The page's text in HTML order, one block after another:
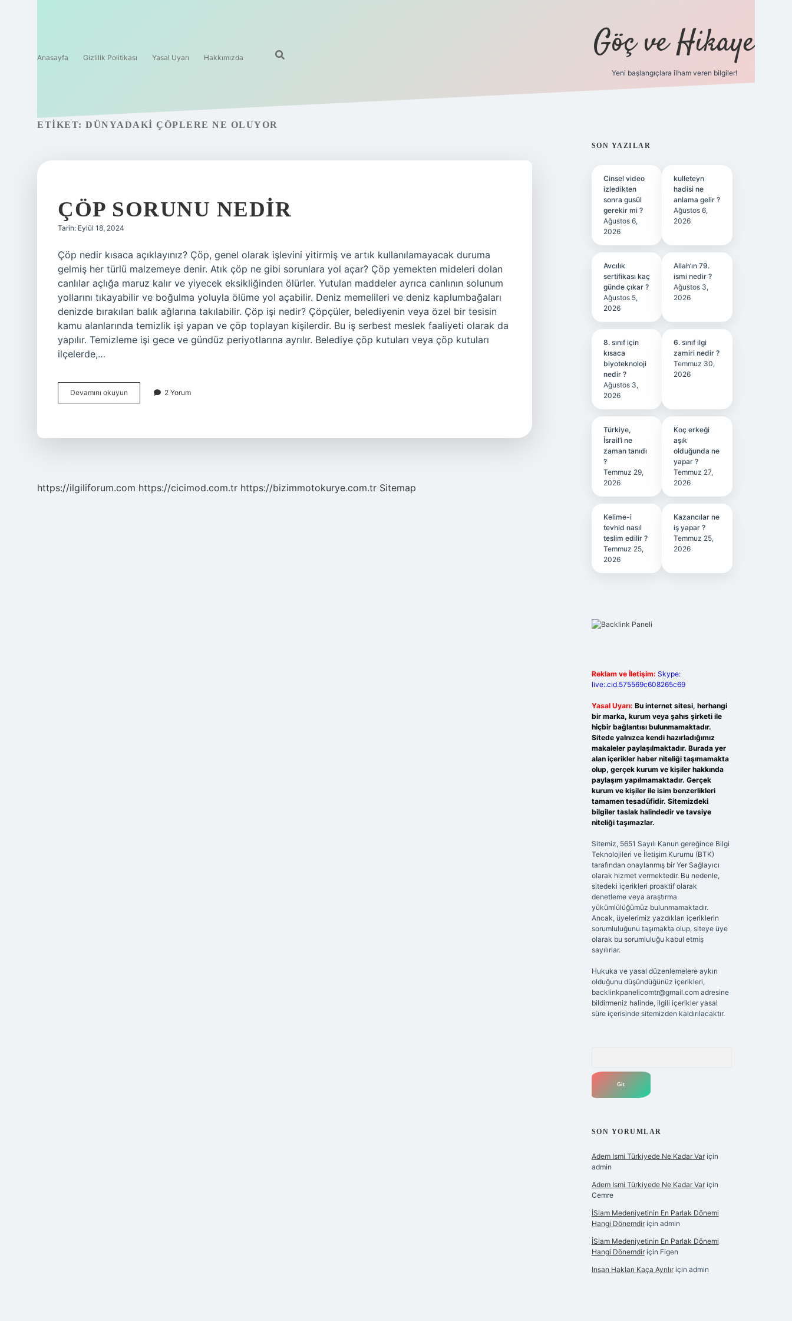
Anasayfa Gizlilik Politikası Yasal Uyarı Hakkımızda Göç ve Hikaye
Yeni başlangıçlara ilham veren bilgiler!
ETIKET: DÜNYADAKI ÇÖPLERE NE OLUYOR
ÇÖP SORUNU NEDIR
Tarih: Eylül 18, 2024
Çöp nedir kısaca açıklayınız? Çöp, genel olarak işlevini yitirmiş ve artık kullanılamayacak duruma
gelmiş her türlü malzemeye denir. Atık çöp ne gibi sorunlara yol açar? Çöp yemekten mideleri dolan
canlılar açlığa maruz kalır ve yiyecek eksikliğinden ölürler. Yutulan maddeler ayrıca canlının solunum
yollarını tıkayabilir ve boğulma yoluyla ölüme yol açabilir. Deniz memelileri ve deniz kaplumbağaları
denizde bırakılan balık ağlarına takılabilir. Çöp işi nedir? Çöpçüler, belediyenin veya özel bir tesisin
kamu alanlarında temizlik işi yapan ve çöp toplayan kişilerdir. Bu iş serbest meslek faaliyeti olarak da
yapılır. Temizleme işi gece ve gündüz periyotlarına ayrılır. Belediye çöp kutuları veya çöp kutuları
ilçelerde,…
Devamını okuyun
Sorunu
2 Yorum
https://ilgiliforum.com https://cicimod.com.tr https://bizimmotokurye.com.tr Sitemap
SIDEBAR
SON YAZILAR
Cinsel video
izledikten
sonra gusül
gerekir mi ?
Ağustos 6,
2026
kulleteyn
hadisi ne
anlama gelir ?
Ağustos 6,
2026
Avcılık
sertifikası kaç
günde çıkar ?
Ağustos 5,
2026
Allah’ın 79.
ismi nedir ?
Ağustos 3,
2026
8. sınıf için
kısaca
biyoteknoloji
nedir ?
Ağustos 3,
2026
6. sınıf ilgi
zamiri nedir ?
Temmuz 30,
2026
Türkiye,
İsrail’i ne
zaman tanıdı
?
Temmuz 29,
2026
Koç erkeği
aşık
olduğunda ne
yapar ?
Temmuz 27,
2026
Kelime-i
tevhid nasıl
teslim edilir ?
Temmuz 25,
2026
Kazancılar ne
iş yapar ?
Temmuz 25,
2026
Reklam ve İletişim: Skype:
live:.cid.575569c608265c69
Yasal Uyarı: Bu internet sitesi, herhangi
bir marka, kurum veya şahıs şirketi ile
hiçbir bağlantısı bulunmamaktadır.
Sitede yalnızca kendi hazırladığımız
makaleler paylaşılmaktadır. Burada yer
alan içerikler haber niteliği taşımamakta
olup, gerçek kurum ve kişiler hakkında
paylaşım yapılmamaktadır. Gerçek
kurum ve kişiler ile isim benzerlikleri
tamamen tesadüfidir. Sitemizdeki
bilgiler taslak halindedir ve tavsiye
niteliği taşımazlar.
Sitemiz, 5651 Sayılı Kanun gereğince Bilgi
Teknolojileri ve İletişim Kurumu (BTK)
tarafından onaylanmış bir Yer Sağlayıcı
olarak hizmet vermektedir. Bu nedenle,
sitedeki içerikleri proaktif olarak
denetleme veya araştırma
yükümlülüğümüz bulunmamaktadır.
Ancak, üyelerimiz yazdıkları içeriklerin
sorumluluğunu taşımakta olup, siteye üye
olarak bu sorumluluğu kabul etmiş
sayılırlar.
Hukuka ve yasal düzenlemelere aykırı
olduğunu düşündüğünüz içerikleri,
backlinkpanelicomtr@gmail.comadresine
bildirmeniz halinde, ilgili içerikler yasal
süre içerisinde sitemizden kaldırılacaktır.
SON YORUMLAR
Adem Ismi Türkiyede Ne Kadar Variçin
admin
Adem Ismi Türkiyede Ne Kadar Variçin
Cemre
İSlam Medeniyetinin En Parlak Dönemi
Hangi Dönemdiriçin admin
İSlam Medeniyetinin En Parlak Dönemi
Hangi Dönemdiriçin Figen
Insan Hakları Kaça Ayrılıriçin admin